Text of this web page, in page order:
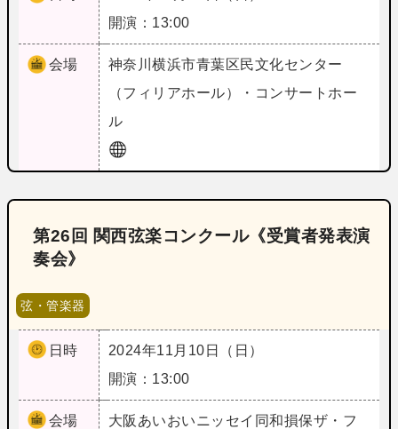
開演：13:00
会場 神奈川横浜市青葉区民文化センター
（フィリアホール）・コンサートホー
ル
第26回 関西弦楽コンクール《受賞者発表演
奏会》
弦・管楽器
日時
2024年11月10日（日）
開演：13:00
会場 大阪 あいおいニッセイ同和損保ザ・フ